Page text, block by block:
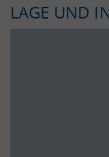
LAGE UND